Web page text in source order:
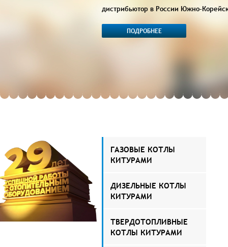
дистрибьютор в России Южно-
ПОДРОБНЕЕ
ГАЗОВЫЕ КОТЛЫ
КИТУРАМИ
ДИЗЕЛЬНЫЕ КОТЛЫ
КИТУРАМИ
ТВЕРДОТОПЛИВНЫЕ
КОТЛЫ КИТУРАМИ